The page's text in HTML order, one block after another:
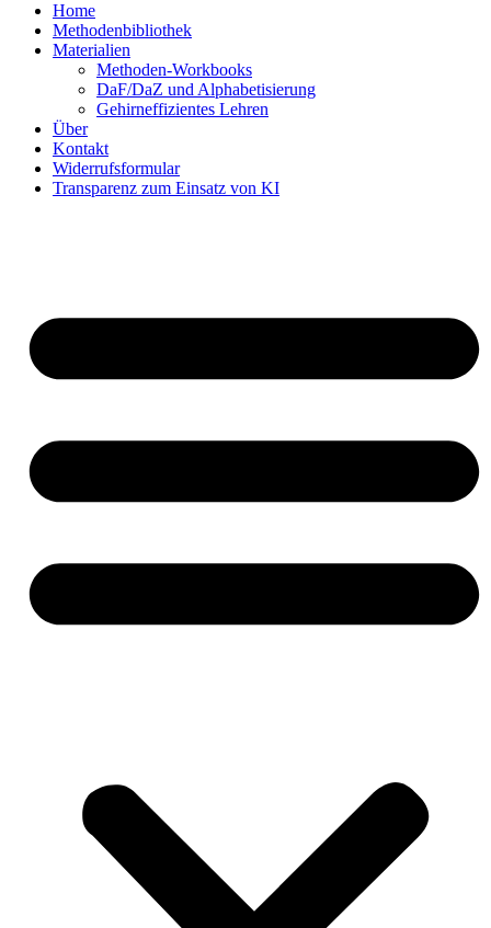
Home
Methodenbibliothek
Materialien
Methoden-Workbooks
DaF/DaZ und Alphabetisierung
Gehirneffizientes Lehren
Über
Kontakt
Widerrufsformular
Transparenz zum Einsatz von KI